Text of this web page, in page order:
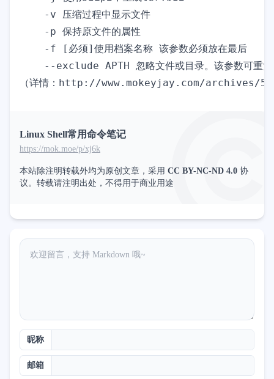
    -v 压缩过程中显示文件
    -p 保持原文件的属性
    -f [必须]使用档案名称 该参数必须放在最后
--exclude APTH 忽略文件或目录。该参数可重复
Linux Shell常用命令笔记
https://mok.moe/p/xj6k
本站除注明转载外均为原创文章，采用 CC BY-NC-ND 4.0 协
议。转载请注明出处，不得用于商业用途
昵称
邮箱